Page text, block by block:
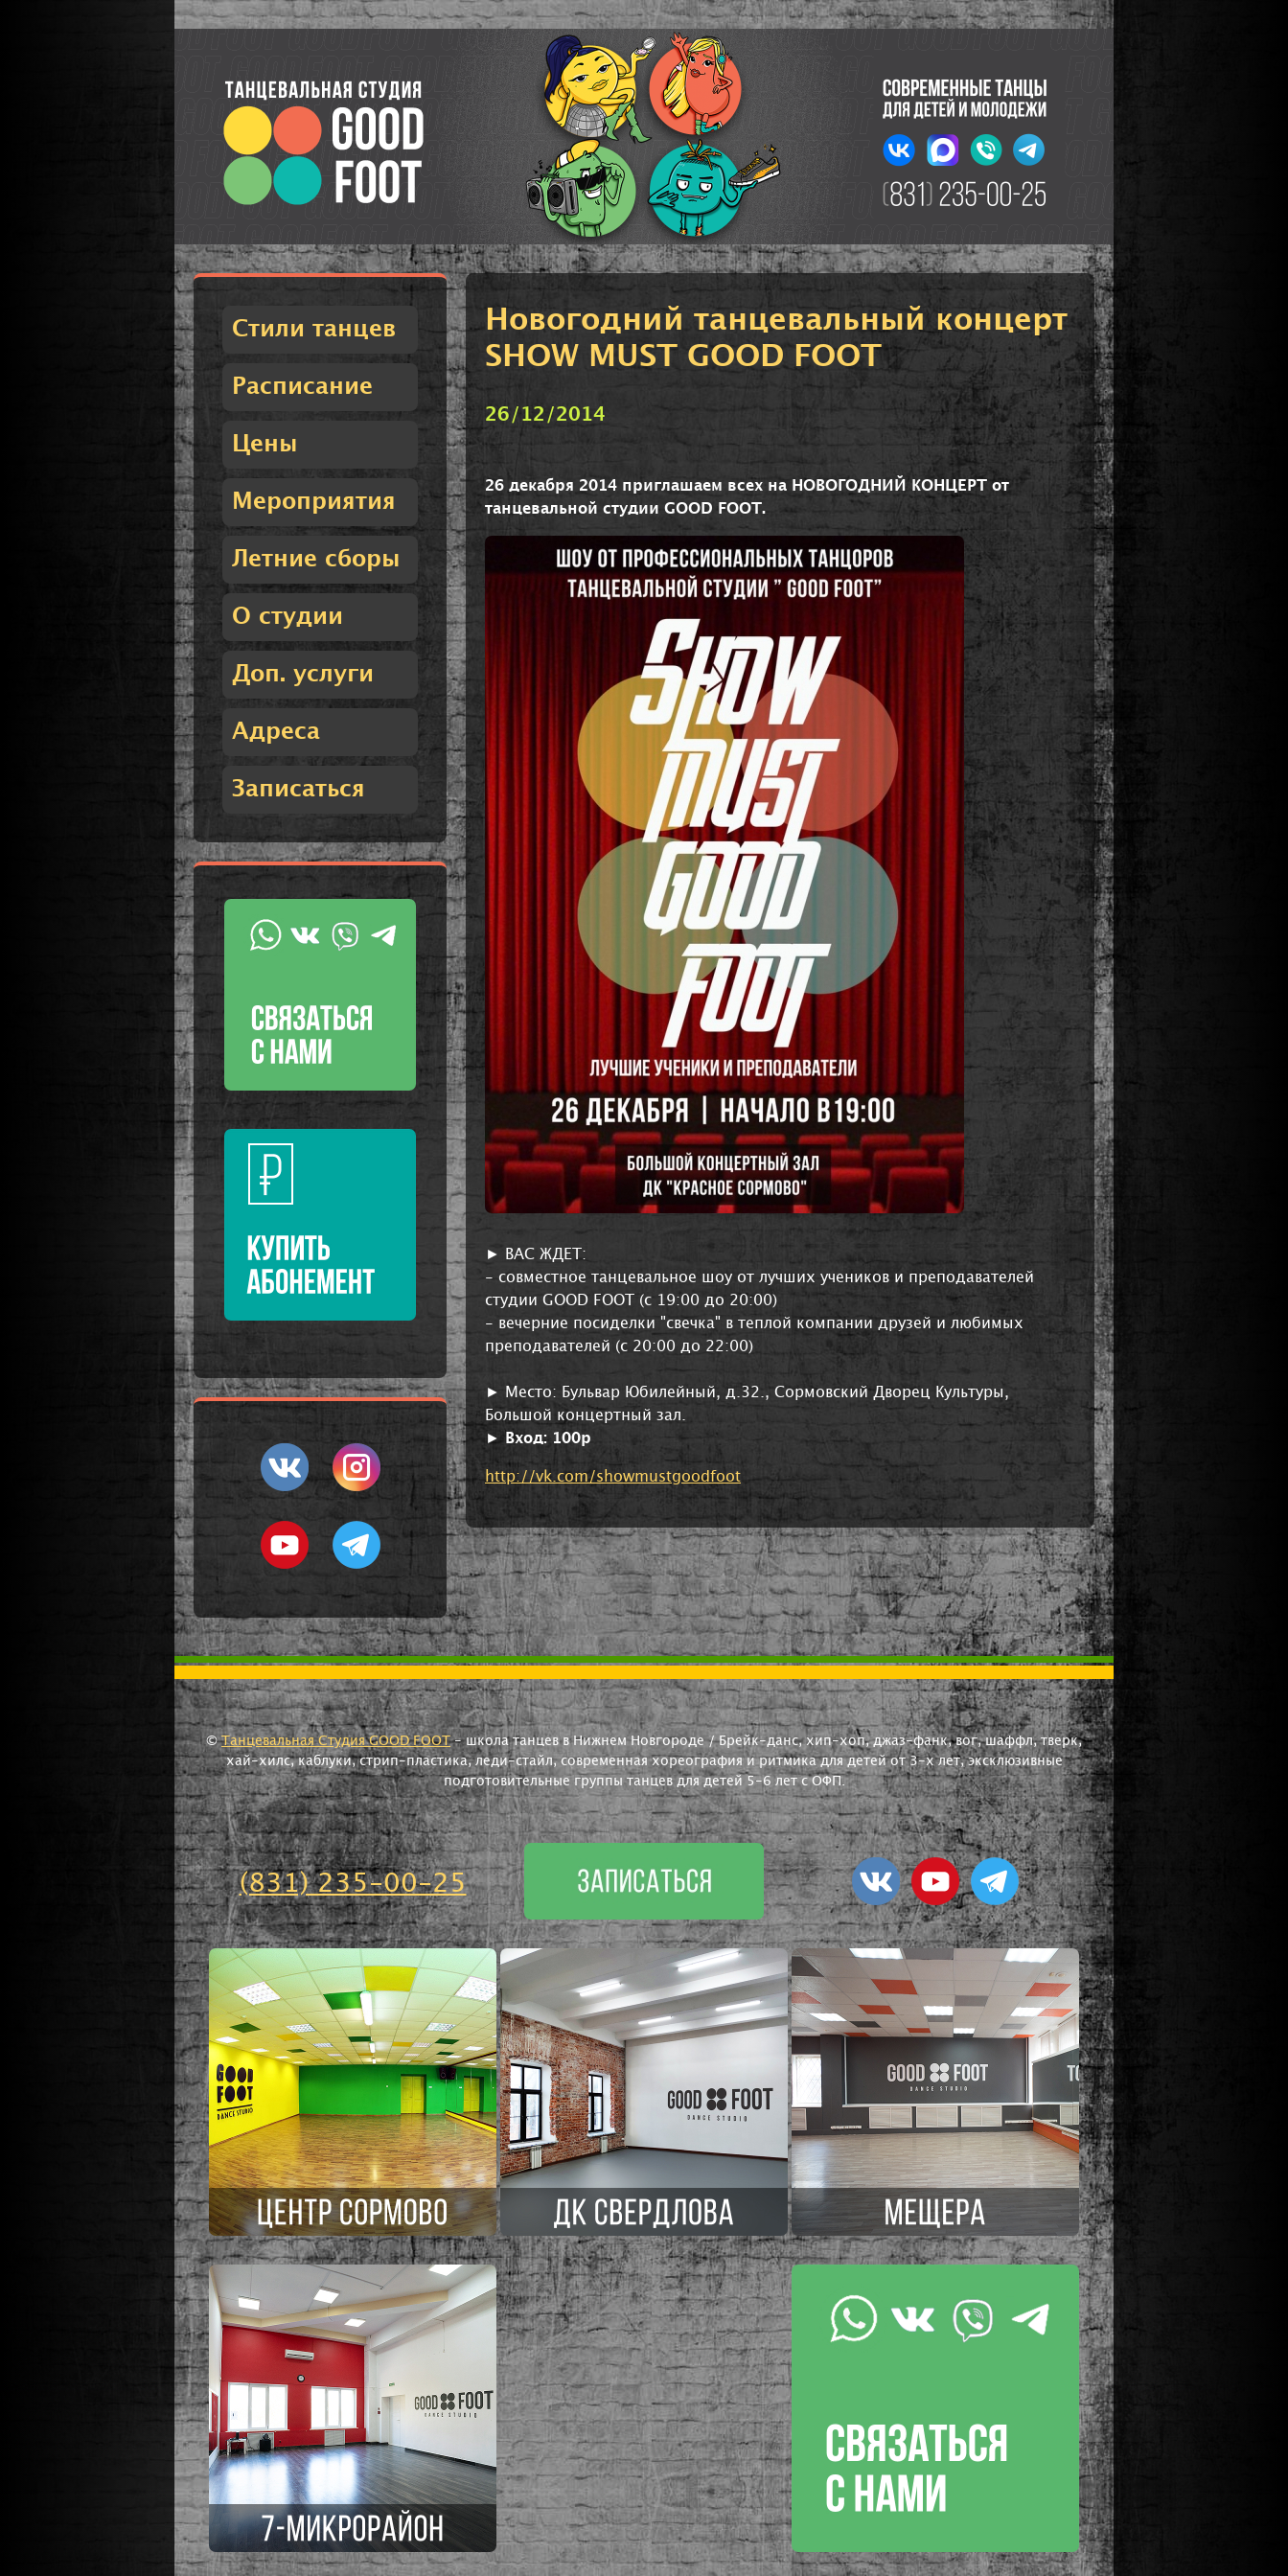
Стили танцев
Расписание
Цены
Мероприятия
Летние сборы
О студии
Доп. услуги
Адреса
Записаться
Новогодний танцевальный концерт
SHOW MUST GOOD FOOT
26/12/2014
26 декабря 2014 приглашаем всех на НОВОГОДНИЙ КОНЦЕРТ от
танцевальной студии GOOD FOOT.
► ВАС ЖДЕТ:
- совместное танцевальное шоу от лучших учеников и преподавателей
студии GOOD FOOT (с 19:00 до 20:00)
- вечерние посиделки "свечка" в теплой компании друзей и любимых
преподавателей (с 20:00 до 22:00)
► Место: Бульвар Юбилейный, д.32., Сормовский Дворец Культуры,
Большой концертный зал.
►
Вход: 100р
http://vk.com/showmustgoodfoot
©Танцевальная Студия GOOD FOOT- школа танцев в Нижнем Новгороде / Брейк-данс, хип-хоп, джаз-фанк, вог, шаффл, тверк,
хай-хилс, каблуки, стрип-пластика, леди-стайл, современная хореография и ритмика для детей от 3-х лет, эксклюзивные
подготовительные группы танцев для детей 5-6 лет с ОФП.
(831) 235-00-25